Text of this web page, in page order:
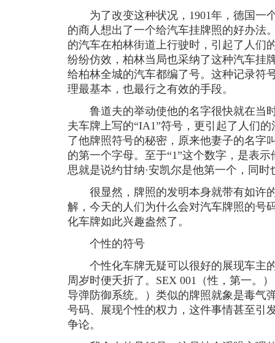
为了改变这种状况，1901年，德国一
的商人想出了一个给汽车挂牌照的好办法
的汽车在柏林街道上行驶时，引起了人们
纷纷仿效，柏林当局也采纳了这种汽车挂
给柏林全城的汽车都编了号。这种记录符
理最基本，也最行之有效的手段。
鲁道夫的举动使他的名字很快就在当
夫车牌上写的“IA1”符号，更引起了人们
了他牌照符号的秘密，原来他妻子的名字
的第一个字母。至于“1”这个数字，是表
思就是说约甘纳·安凯尔是他第一个，同
很显然，牌照的发明本身就带有如许
解，今天的人们为什么会对汽车牌照的号
化车牌如此兴趣盎然了。
个性的符号
个性化车牌无疑可以很好的展现车主
周岁时便夭折了。SEX 001（性，第一。
导弹防御系统。）类似的牌照就象是毒气
号码、展现个性的权力，这件事情甚至引
争论。